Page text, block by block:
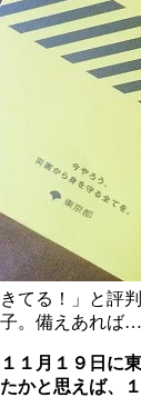
きてる！」と評
子。備えあれば…
１１月１９日に
たかと思えば、